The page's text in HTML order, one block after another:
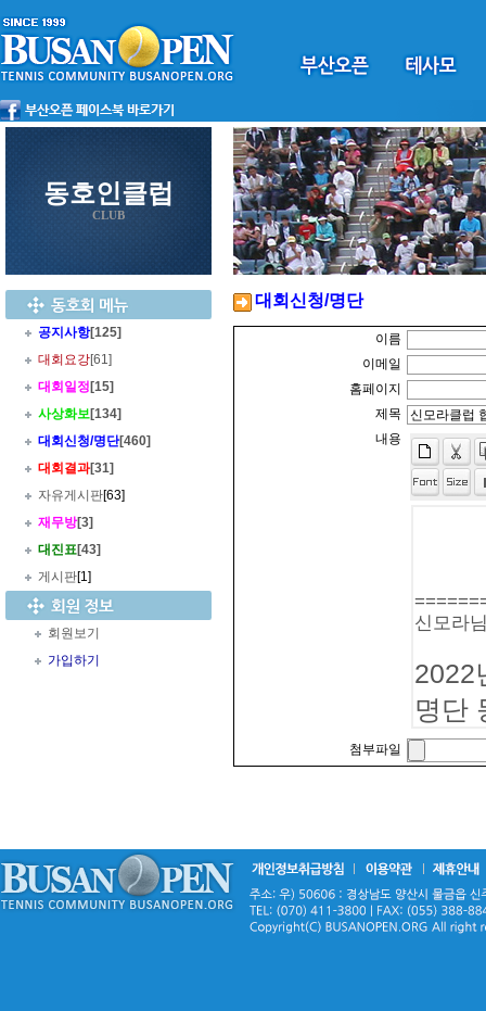
동호인클럽
CLUB
공지사항[125]
대회요강[61]
대회일정 [15]
사상화보[134]
대회신청/명단[460]
대회결과[31]
자유게시판[63]
재무방[3]
대진표[43]
게시판[1]
회원보기
가입하기
대회신청/명단
이름
이메일
홈페이지
제목
내용
첨부파일